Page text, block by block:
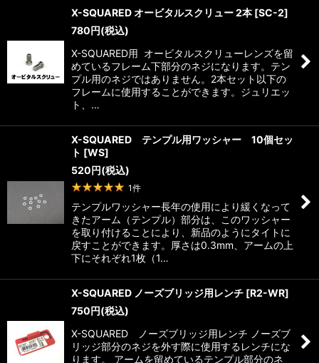
X-SQUARED オービタルスクリュー 2本 [SC-2]
780円(税込)
X-SQUARED用 オービタルスクリューレンズを留
めているフレーム下部分のネジになります。テン
プル用のネジではありません。2本セット以下の
フレームに使用することができます。ジュリエッ
ト、…
X-SQUARED テンプル用ワッシャー 10個セッ
ト [WS]
520円(税込)
1件
テンプルワッシャー長年の使用により緩くなって
きたアーム（テンプル）部分は、このワッシャー
を取り付けることにより、新品のようにタイトに
戻すことができます。厚さは0.3mm、アームの上
下にそれぞれ1枚（1…
X-SQUARED ノーズブリッジ用レンチ [R2-WR]
750円(税込)
X-SQUARED ノーズブリッジ用レンチ ノーズブ
リッジ部分のネジを外す際に使用するレンチにな
ります。 アームを留めているテンプル部分のネ